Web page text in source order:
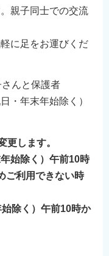
親子同士での交流
に足をお運びくだ
んと保護者
・年末年始除く）
更します。
始除く）午前10時
ご利用できない時
除く）午前10時か